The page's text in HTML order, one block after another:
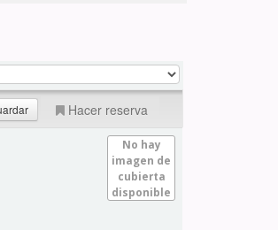
Hacer reserva
No hay
imagen de
cubierta
disponible